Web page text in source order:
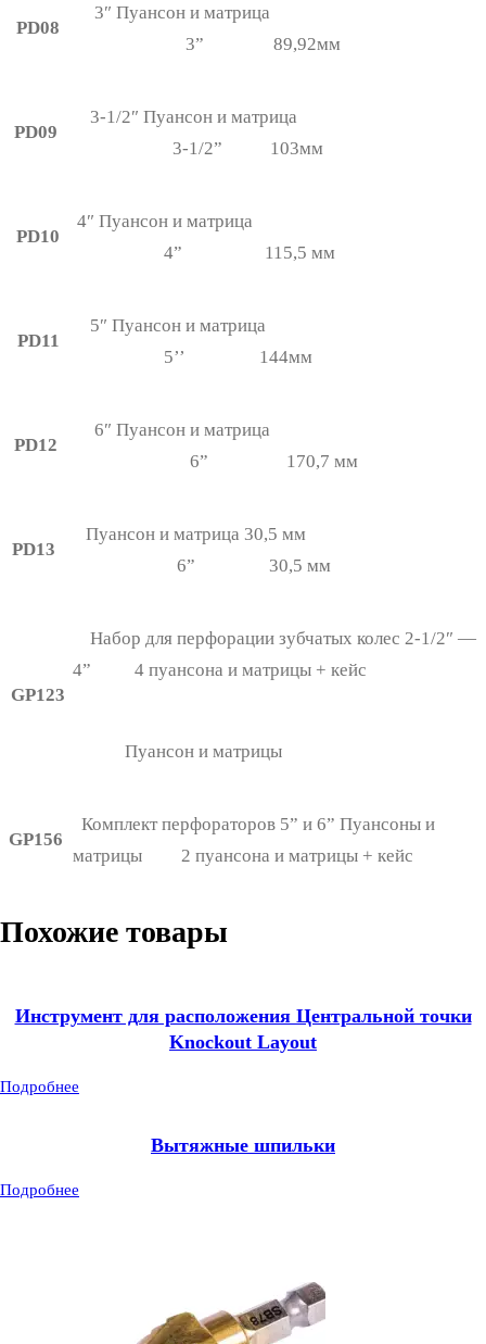
PD08
3″ Пуансон и матрица
3” 89,92мм
PD09
3-1/2″ Пуансон и матрица
3-1/2” 103мм
PD10
4″ Пуансон и матрица
4” 115,5 мм
PD11
5″ Пуансон и матрица
5’’ 144мм
PD12
6″ Пуансон и матрица
6” 170,7 мм
PD13
Пуансон и матрица 30,5 мм
6” 30,5 мм
GP123
Набор для перфорации зубчатых колес 2-1/2″ —
4” 4 пуансона и матрицы + кейс
Пуансон и матрицы
GP156
Комплект перфораторов 5” и 6” Пуансоны и
матрицы 2 пуансона и матрицы + кейс
Похожие товары
Инструмент для расположения Центральной точки
Knockout Layout
Подробнее
Вытяжные шпильки
Подробнее